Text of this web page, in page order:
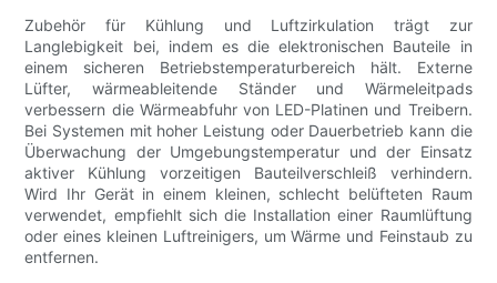
Zubehör für Kühlung und Luftzirkulation trägt zur
Langlebigkeit bei, indem es die elektronischen Bauteile in
einem sicheren Betriebstemperaturbereich hält. Externe
Lüfter, wärmeableitende Ständer und Wärmeleitpads
verbessern die Wärmeabfuhr von LED-Platinen und Treibern.
Bei Systemen mit hoher Leistung oder Dauerbetrieb kann die
Überwachung der Umgebungstemperatur und der Einsatz
aktiver Kühlung vorzeitigen Bauteilverschleiß verhindern.
Wird Ihr Gerät in einem kleinen, schlecht belüfteten Raum
verwendet, empfiehlt sich die Installation einer Raumlüftung
oder eines kleinen Luftreinigers, um Wärme und Feinstaub zu
entfernen.